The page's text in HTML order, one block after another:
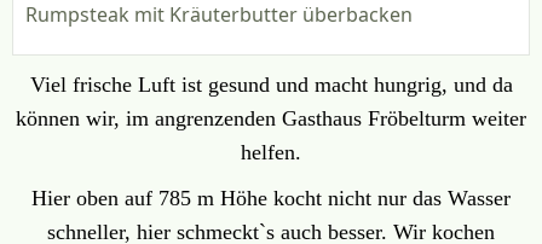
Rumpsteak mit Kräuterbutter überbacken
Viel frische Luft ist gesund und macht hungrig, und da
können wir, im angrenzenden Gasthaus Fröbelturm weiter
helfen.
Hier oben auf 785 m Höhe kocht nicht nur das Wasser
schneller, hier schmeckt`s auch besser. Wir kochen